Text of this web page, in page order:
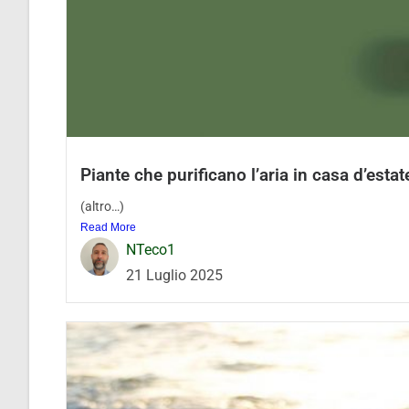
Piante che purificano l’aria in casa
(altro…)
Read More
NTeco1
21 Luglio 2025